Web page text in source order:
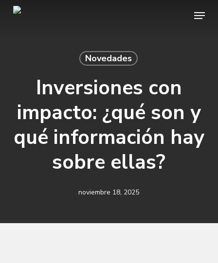
Skip
Menu
Novedades
Inversiones con
impacto: ¿qué son y
qué información hay
sobre ellas?
noviembre 18, 2025